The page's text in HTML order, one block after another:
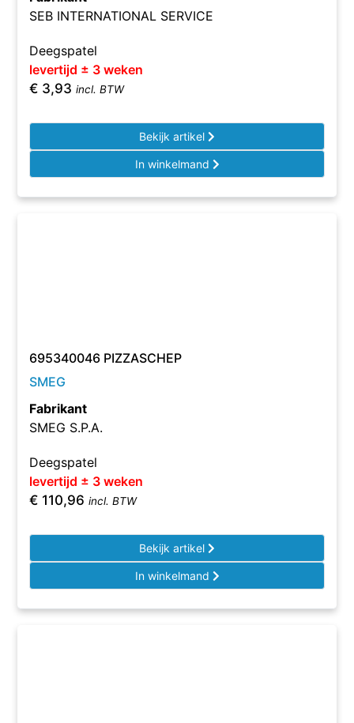
SEB INTERNATIONAL SERVICE
Deegspatel
levertijd ± 3 weken
€ 3,93 incl. BTW
Bekijk artikel
In winkelmand
695340046 PIZZASCHEP
SMEG
Fabrikant
SMEG S.P.A.
Deegspatel
levertijd ± 3 weken
€ 110,96 incl. BTW
Bekijk artikel
In winkelmand